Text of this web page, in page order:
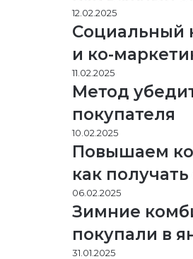
12.02.2025
Социальный
и ко-
11.02.2025
Метод
покупателя
10.02.2025
Повышаем
как
06.02.2025
Зимние
покупали в
31.01.2025